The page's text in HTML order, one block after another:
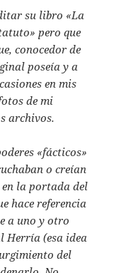
su libro «La
pero que
conocedor de
poseía y a
en mis
de mi
archivos.
«fácticos»
o creían
en la portada del
hace referencia
a uno y otro
Herría (esa idea
del